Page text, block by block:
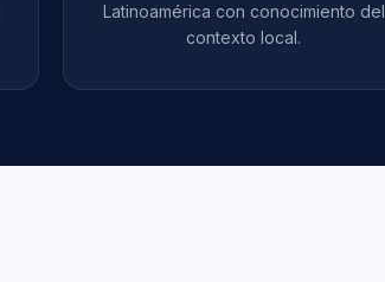
Latinoamérica con conocimiento del
contexto local.